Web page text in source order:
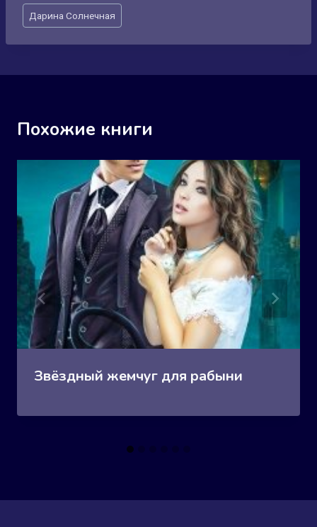
Метки
записи:
Дарина Солнечная
Похожие книги
Звёздный жемчуг для рабыни